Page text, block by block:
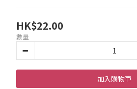
HK$22.00
數量
加入購物車